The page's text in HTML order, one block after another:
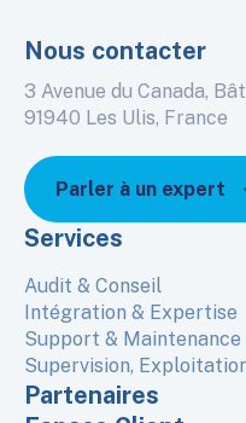
Nous contacter
3 Avenue du Canada,
91940 Les Ulis, France
Parler à un expert
Services
Audit & Conseil
Intégration & Expertise
Support & Maintenance
Supervision,
Partenaires